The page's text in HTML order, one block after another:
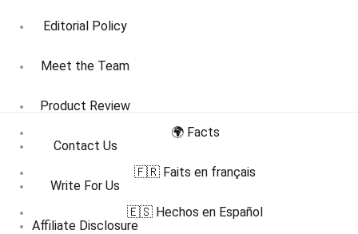
Editorial Policy
Meet the Team
Product Review
Contact Us
Write For Us
Affiliate Disclosure
🌍 Facts
🇫🇷 Faits en français
🇪🇸 Hechos en Español